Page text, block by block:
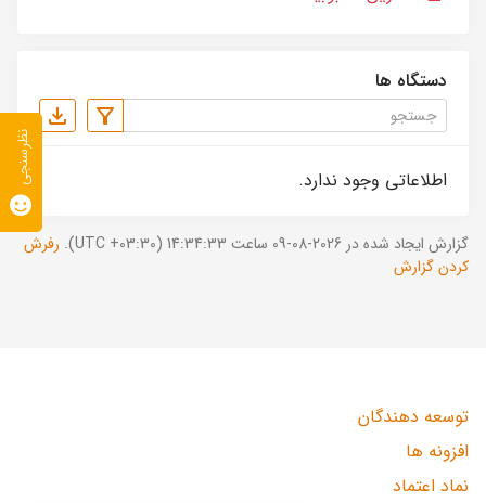
دستگاه ها
اطلاعاتی وجود ندارد.
گزارش ایجاد شده در 2026-08-09 ساعت 14:34:33 (UTC +03:30).
رفرش
کردن گزارش
توسعه دهندگان
افزونه ها
نماد اعتماد
نظرسنجی